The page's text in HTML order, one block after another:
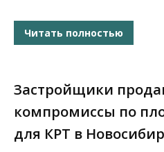
Читать полностью
Застройщики
компромиссы по
для КРТ в